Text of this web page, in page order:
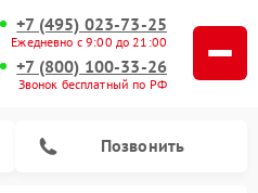
+7 (495) 023-73-25
Ежедневно с 9:00 до 21:00
+7 (800) 100-33-26
Звонок бесплатный по РФ
Позвонить